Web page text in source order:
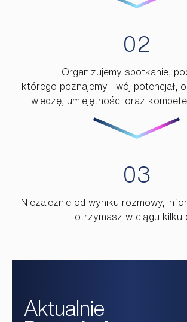
Organizujemy spotkanie,
którego poznajemy Twój potencjał,
wiedzę, umiejętności oraz
Niezależnie od wyniku rozmowy,
otrzymasz w ciągu kilku
Aktualnie